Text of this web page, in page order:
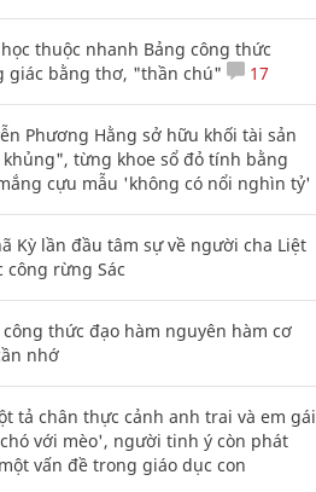
học thuộc nhanh Bảng công thức
giác bằng thơ, "thần chú"
17
Phương Hằng sở hữu khối tài sản
từng khoe sổ đỏ tính bằng
cựu mẫu 'không có nổi nghìn tỷ'
Kỳ lần đầu tâm sự về người cha Liệt
công rừng Sác
công thức đạo hàm nguyên hàm cơ
nhớ
tả chân thực cảnh anh trai và em gái
với mèo', người tinh ý còn phát
vấn đề trong giáo dục con